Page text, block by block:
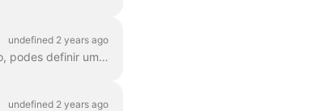
undefined 2 years ago
O Wave.video Live Studio oferece uma série de recursos para personalização visual. Por exemplo, podes definir uma imagem de fundo para tornar a tua transmissão mais apelativa...
undefined 2 years ago